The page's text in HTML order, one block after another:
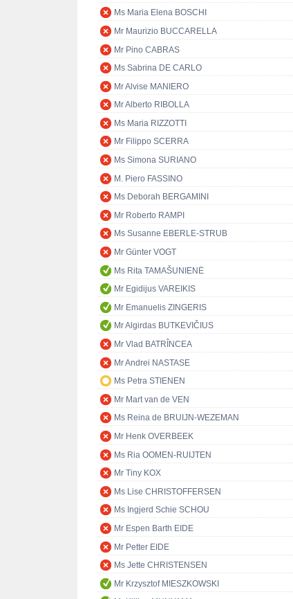
Ms Maria Elena BOSCHI
Mr Maurizio BUCCARELLA
Mr Pino CABRAS
Ms Sabrina DE CARLO
Mr Alvise MANIERO
Mr Alberto RIBOLLA
Ms Maria RIZZOTTI
Mr Filippo SCERRA
Ms Simona SURIANO
M. Piero FASSINO
Ms Deborah BERGAMINI
Mr Roberto RAMPI
Ms Susanne EBERLE-STRUB
Mr Günter VOGT
Ms Rita TAMAŠUNIENĖ
Mr Egidijus VAREIKIS
Mr Emanuelis ZINGERIS
Mr Algirdas BUTKEVIČIUS
Mr Vlad BATRÎNCEA
Mr Andrei NASTASE
Ms Petra STIENEN
Mr Mart van de VEN
Ms Reina de BRUIJN-WEZEMAN
Mr Henk OVERBEEK
Ms Ria OOMEN-RUIJTEN
Mr Tiny KOX
Ms Lise CHRISTOFFERSEN
Ms Ingjerd Schie SCHOU
Mr Espen Barth EIDE
Mr Petter EIDE
Ms Jette CHRISTENSEN
Mr Krzysztof MIESZKOWSKI